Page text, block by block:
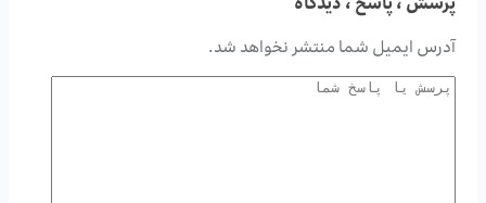
پرسش ، پاسخ ، دیدگاه
آدرس ایمیل شما منتشر نخواهد شد.